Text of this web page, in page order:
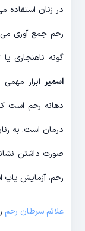
در زنان
رحم جمع آوری
گونه ناهنجاری
اسمیر ابزار
دهانه رحم است
صورت داشتن
رحم، آزمایش پاپ
علائم سرطان رحم